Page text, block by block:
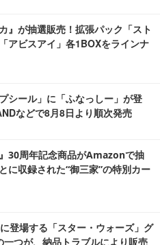
』が抽選販売！拡張パック「スト
アビスアイ」各1BOXをラインナ
シール」に「ふなっしー」が登
などで8月8日より順次発売
30周年記念商品がAmazonで抽
に収録された“御三家”の特別カー
登場する「スター・ウォーズ」グ
一つが、納品トラブルにより販売